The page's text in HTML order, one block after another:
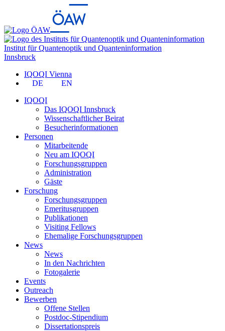
Institut für Quantenoptik und Quanteninformation
Innsbruck
IQOQI Vienna
DE
EN
IQOQI
Das IQOQI Innsbruck
Wissenschaftlicher Beirat
Besucherinformationen
Personen
Mitarbeitende
Neu am IQOQI
Forschungsgruppen
Administration
Gäste
Forschung
Forschungsgruppen
Emeritusgruppen
Publikationen
Visiting Fellows
Ehemalige Forschungsgruppen
News
News
In den Nachrichten
Fotogalerie
Events
Outreach
Bewerben
Offene Stellen
Postdoc-Stipendium
Dissertationspreis